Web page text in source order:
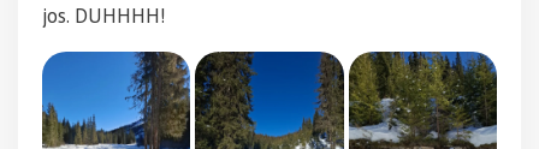
jos. DUHHHH!